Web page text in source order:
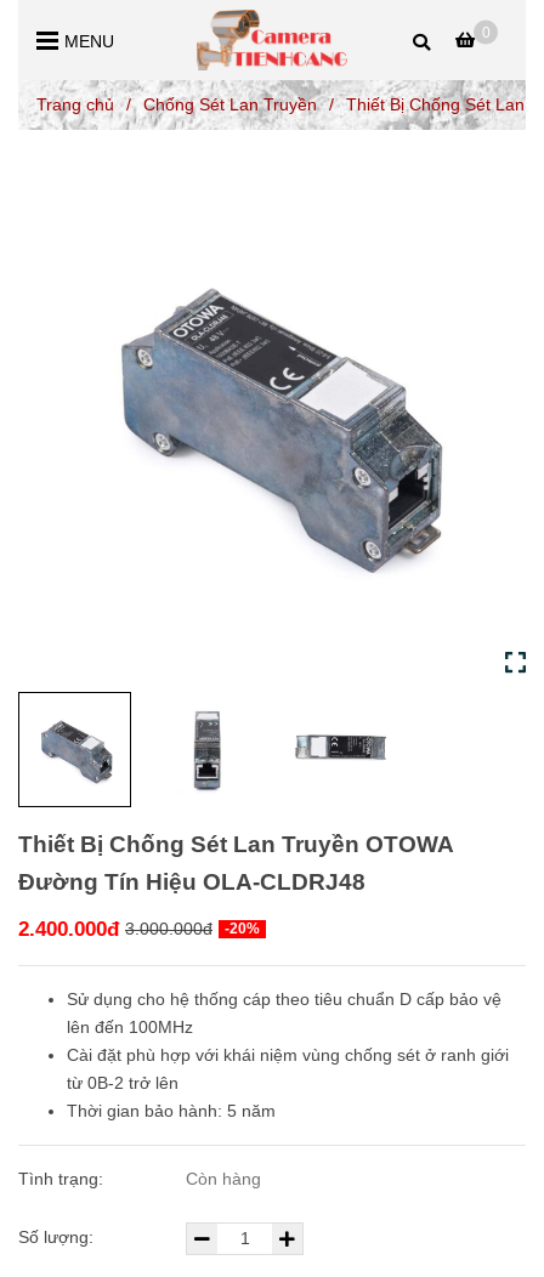
0
MENU
Trang chủ / Chống Sét Lan Truyền / Thiết Bị Chống Sét Lan
Thiết Bị Chống Sét Lan Truyền OTOWA
Đường Tín Hiệu OLA-CLDRJ48
2.400.000đ 3.000.000đ -20%
Sử dụng cho hệ thống cáp theo tiêu chuẩn D cấp bảo vệ
lên đến 100MHz
Cài đặt phù hợp với khái niệm vùng chống sét ở ranh giới
từ 0B-2 trở lên
Thời gian bảo hành: 5 năm
Tình trạng: Còn hàng
Số lượng: